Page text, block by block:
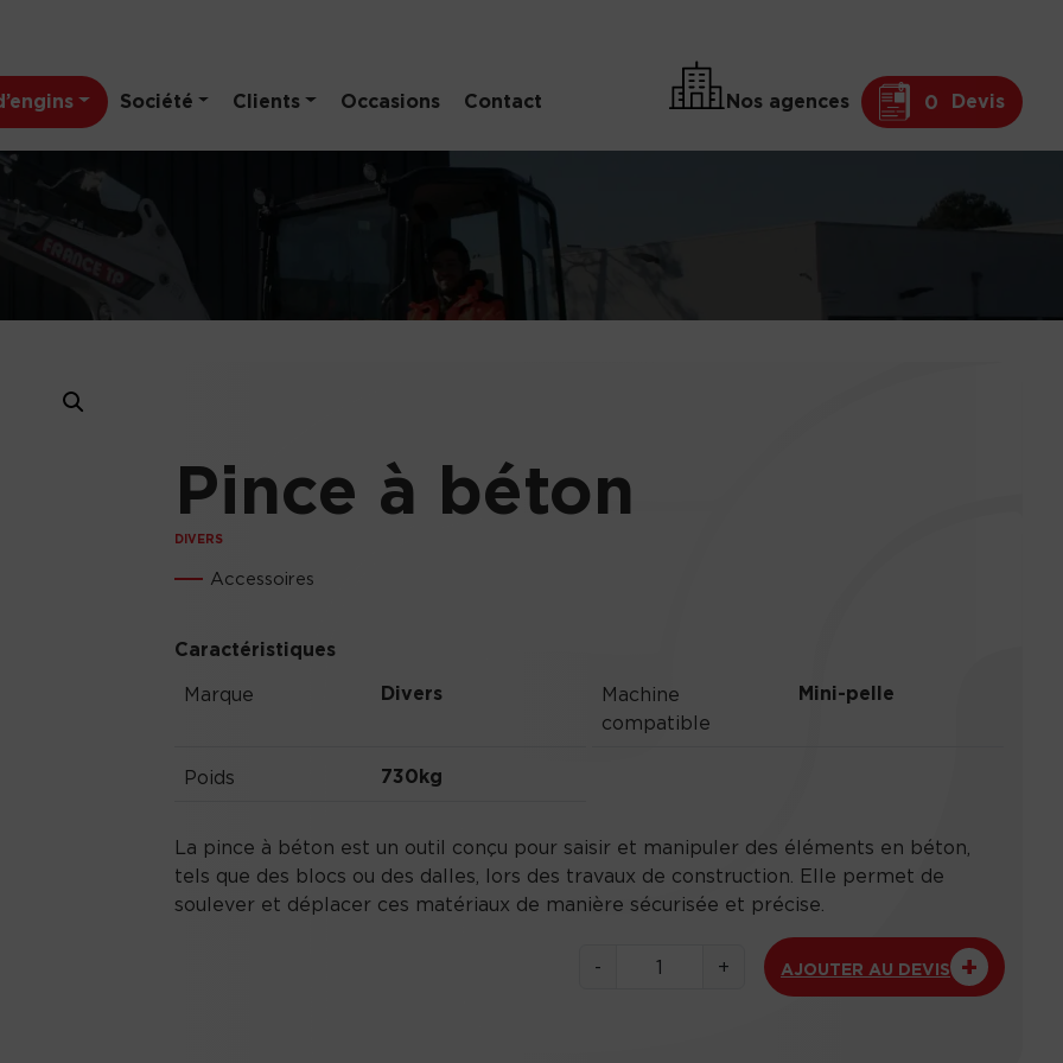
Société Clients Occasions Contact Nos agences 0 Devis
Pince à béton
DIVERS
Accessoires
Caractéristiques
Marque Divers
Machine
compatible
Mini-pelle
Poids 730kg
La pince à béton est un outil conçu pour saisir et manipuler des éléments en béton,
tels que des blocs ou des dalles, lors des travaux de construction. Elle permet de
soulever et déplacer ces matériaux de manière sécurisée et précise.
- + AJOUTER AU DEVIS